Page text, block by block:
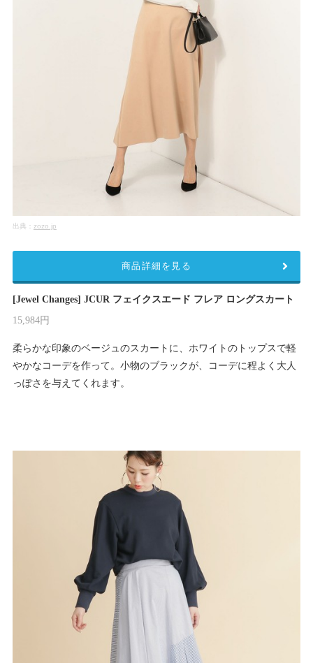
出典： zozo.jp
[Jewel Changes] JCUR フェイクスエード フレア ロングスカート
15,984円
柔らかな印象のベージュのスカートに、ホワイトのトップスで軽
やかなコーデを作って。小物のブラックが、コーデに程よく大人
っぽさを与えてくれます。
商品詳細を見る